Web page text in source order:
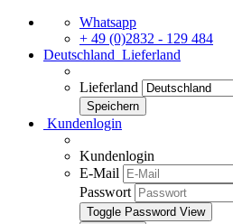
Whatsapp
+ 49 (0)2832 - 129 484
Deutschland Lieferland
Lieferland
Kundenlogin
Kundenlogin
E-Mail
Passwort
Toggle Password View